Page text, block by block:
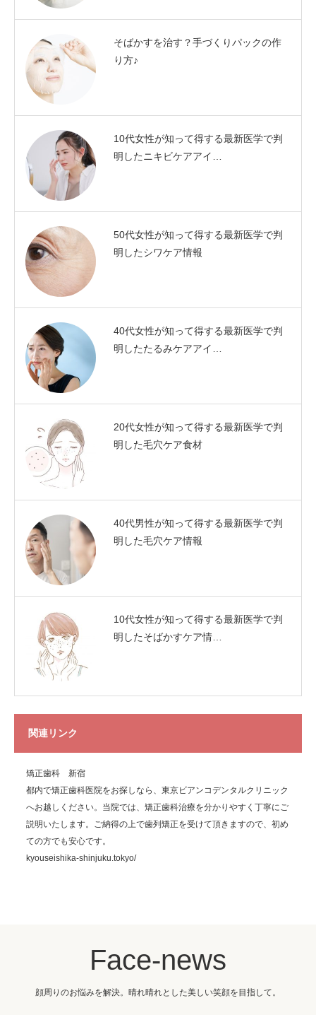
そばかすを治す？手づくりパックの作
り方♪
10代女性が知って得する最新医学で判
明したニキビケアアイ…
50代女性が知って得する最新医学で判
明したシワケア情報
40代女性が知って得する最新医学で判
明したたるみケアアイ…
20代女性が知って得する最新医学で判
明した毛穴ケア食材
40代男性が知って得する最新医学で判
明した毛穴ケア情報
10代女性が知って得する最新医学で判
明したそばかすケア情…
関連リンク
矯正歯科 新宿
都内で矯正歯科医院をお探しなら、東京ビアンコデンタルクリニック
へお越しください。当院では、矯正歯科治療を分かりやすく丁寧にご
説明いたします。ご納得の上で歯列矯正を受けて頂きますので、初め
ての方でも安心です。
kyouseishika-shinjuku.tokyo/
Face-news
顔周りのお悩みを解決。晴れ晴れとした美しい笑顔を目指して。